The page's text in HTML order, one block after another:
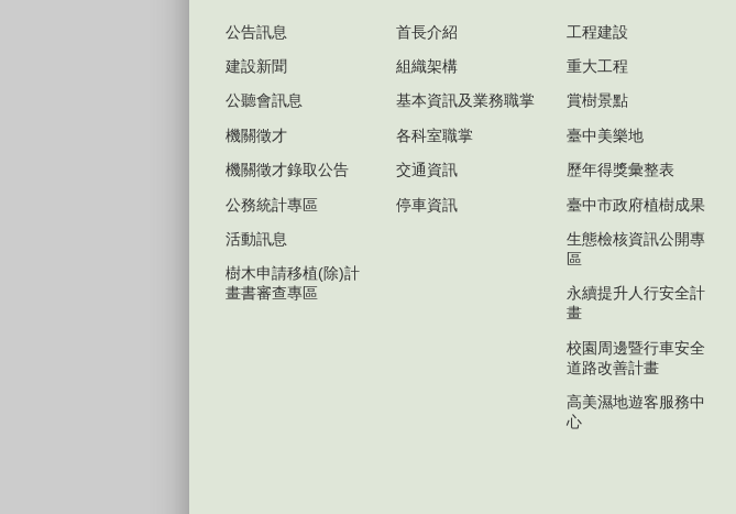
公告訊息
建設新聞
公聽會訊息
機關徵才
機關徵才錄取公告
公務統計專區
活動訊息
樹木申請移植(除)計
畫書審查專區
首長介紹
組織架構
基本資訊及業務職掌
各科室職掌
交通資訊
停車資訊
工程建設
重大工程
賞樹景點
臺中美樂地
歷年得獎彙整表
臺中市政府植樹成果
生態檢核資訊公開專
區
永續提升人行安全計
畫
校園周邊暨行車安全
道路改善計畫
高美濕地遊客服務中
心